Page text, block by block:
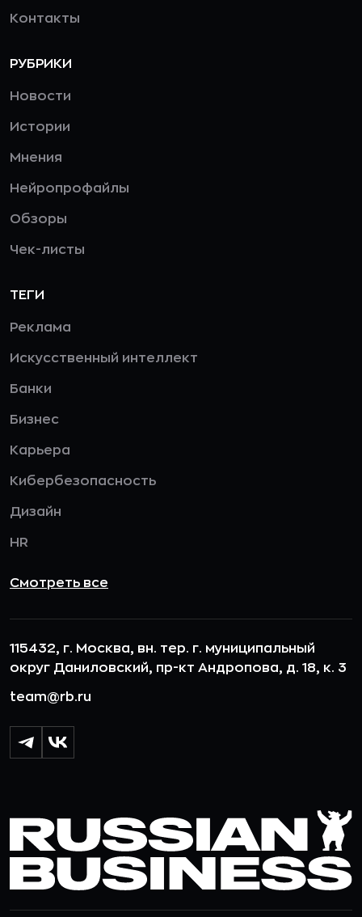
Контакты
РУБРИКИ
Новости
Истории
Мнения
Нейропрофайлы
Обзоры
Чек-листы
ТЕГИ
Реклама
Искусственный интеллект
Банки
Бизнес
Карьера
Кибербезопасность
Дизайн
HR
Смотреть все
115432, г. Москва, вн. тер. г. муниципальный
округ Даниловский, пр-кт Андропова, д. 18, к. 3
team@rb.ru